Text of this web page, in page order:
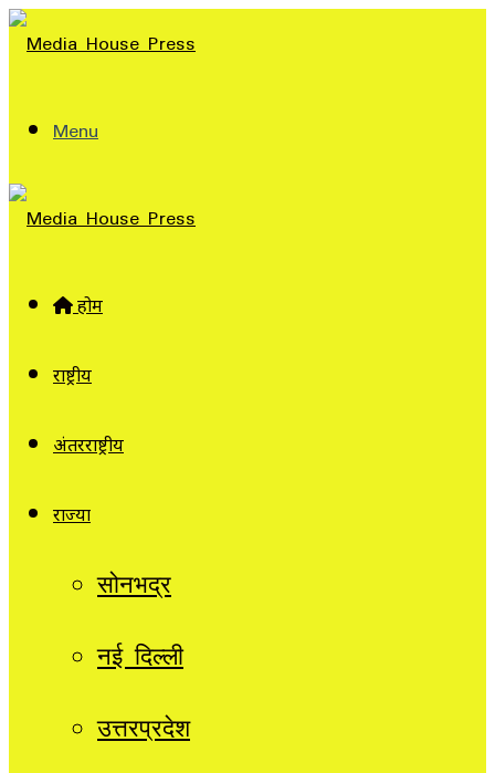
Menu
होम
राष्ट्रीय
अंतरराष्ट्रीय
राज्यों
सोनभद्र
नई दिल्ली
उत्तरप्रदेश